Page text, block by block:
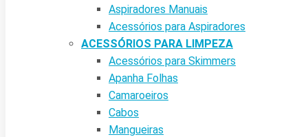
Aspiradores Manuais
Acessórios para Aspiradores
ACESSÓRIOS PARA LIMPEZA
Acessórios para Skimmers
Apanha Folhas
Camaroeiros
Cabos
Mangueiras